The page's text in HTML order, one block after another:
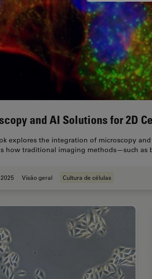
and AI Solutions for 2D
explores the integration of microscopy
how traditional imaging methods—such as
Visão geral Cultura de células